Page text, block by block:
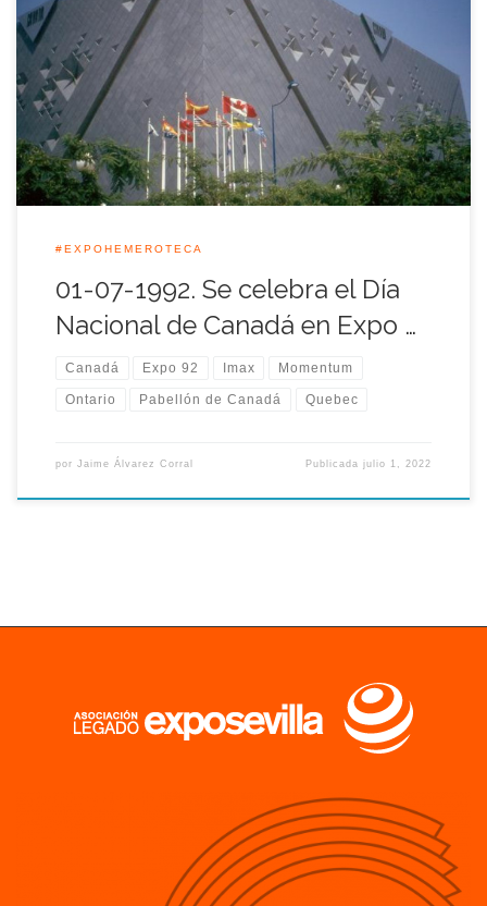
Los canadienses ya eran expertos en lo que a Exposiciones
Universales se refiere, como demostraron en Montreal en 1967
y en Vancouver 1986, antes de la Exposición Universal de
Sevilla 1992. En Sevilla presentaron la más avanzada
tecnología de exhibición de la época. Bing Thom, arquitecto
de Vancouver, había diseñado […]
#EXPOHEMEROTECA
01-07-1992. Se celebra el Día
Nacional de Canadá en Expo …
Canadá Expo 92 Imax Momentum
Ontario Pabellón de Canadá Quebec
por Jaime Álvarez Corral Publicadajulio 1, 2022